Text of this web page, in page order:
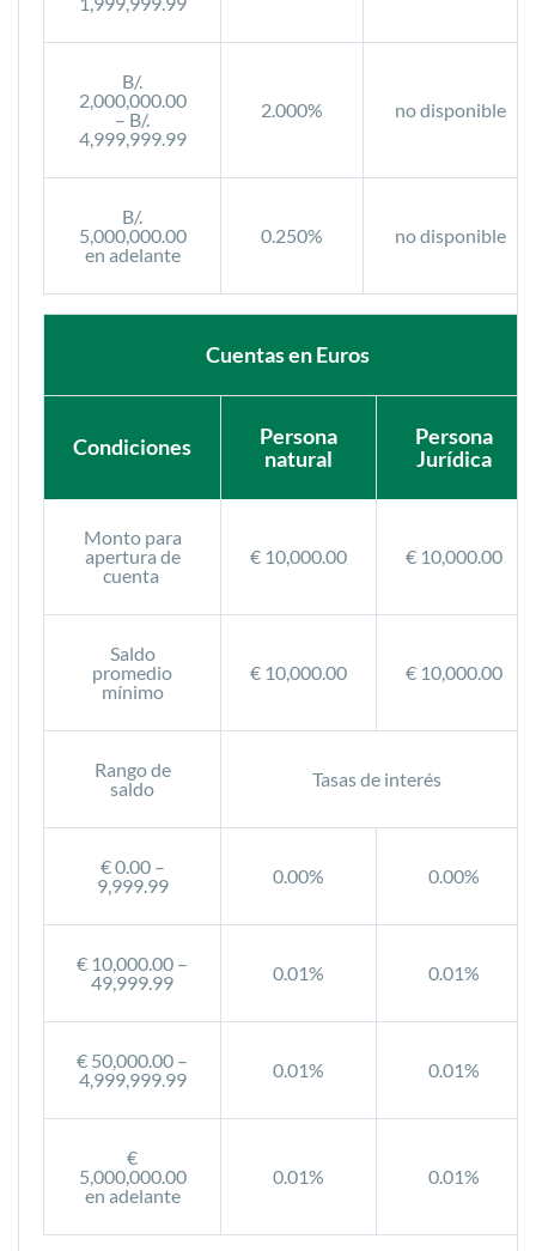
B/.
2,000,000.00
– B/.
4,999,999.99
2.000% no disponible
B/.
5,000,000.00
en adelante
0.250% no disponible
Cuentas en Euros
Condiciones
Persona
natural
Persona
Jurídica
Monto para
apertura de
cuenta
€ 10,000.00 € 10,000.00
Saldo
promedio
mínimo
€ 10,000.00 € 10,000.00
Rango de
saldo
Tasas de interés
€ 0.00 –
9,999.99
0.00% 0.00%
€ 10,000.00 –
49,999.99
0.01% 0.01%
€ 50,000.00 –
4,999,999.99
0.01% 0.01%
€
5,000,000.00
en adelante
0.01% 0.01%